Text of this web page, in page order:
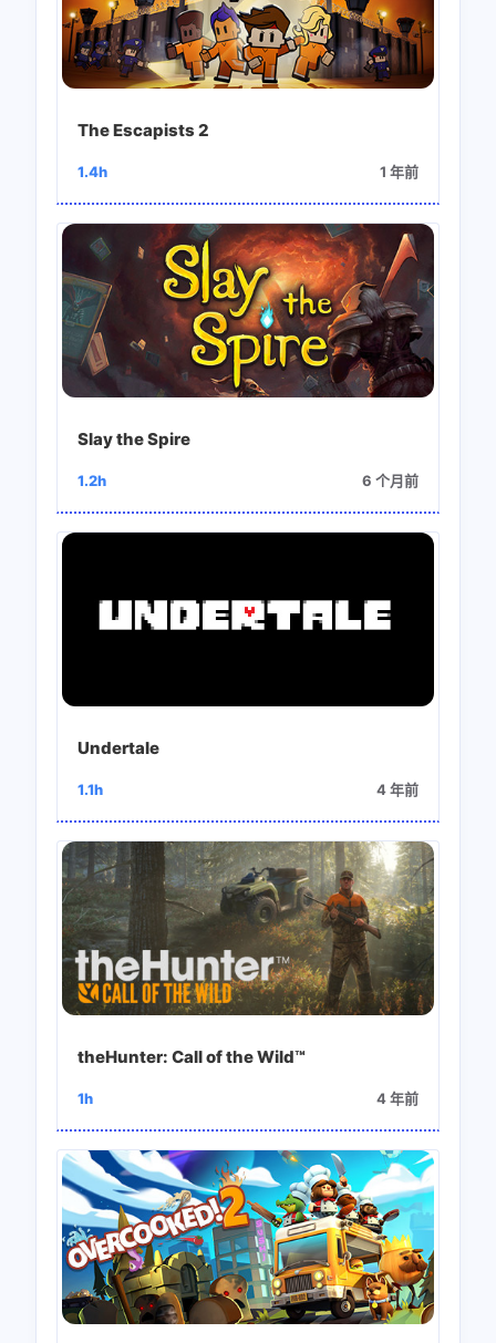
The Escapists 2
1.4h 1 年前
Slay the Spire
1.2h 6 个月前
Undertale
1.1h 4 年前
theHunter: Call of the Wild™
1h 4 年前